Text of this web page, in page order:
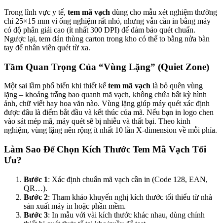
Trong lĩnh vực y tế, tem mã vạch dùng cho mẫu xét nghiệm thường
chỉ 25×15 mm vì ống nghiệm rất nhỏ, nhưng vẫn cần in bằng máy
có độ phân giải cao (ít nhất 300 DPI) để đảm bảo quét chuẩn.
Ngược lại, tem dán thùng carton trong kho có thể to bằng nửa bàn
tay để nhân viên quét từ xa.
Tầm Quan Trọng Của “Vùng Lặng” (Quiet Zone)
Một sai lầm phổ biến khi thiết kế tem mã vạch là bỏ quên vùng
lặng – khoảng trắng bao quanh mã vạch, không chứa bất kỳ hình
ảnh, chữ viết hay hoa văn nào. Vùng lặng giúp máy quét xác định
được đâu là điểm bắt đầu và kết thúc của mã. Nếu bạn in logo chen
vào sát mép mã, máy quét sẽ bị nhiễu và thất bại. Theo kinh
nghiệm, vùng lặng nên rộng ít nhất 10 lần X-dimension về mỗi phía.
Làm Sao Để Chọn Kích Thước Tem Mã Vạch Tối
Ưu?
Bước 1: Xác định chuẩn mã vạch cần in (Code 128, EAN,
QR…).
Bước 2: Tham khảo khuyến nghị kích thước tối thiểu từ nhà
sản xuất máy in hoặc phần mềm.
Bước 3: In mẫu với vài kích thước khác nhau, dùng chính